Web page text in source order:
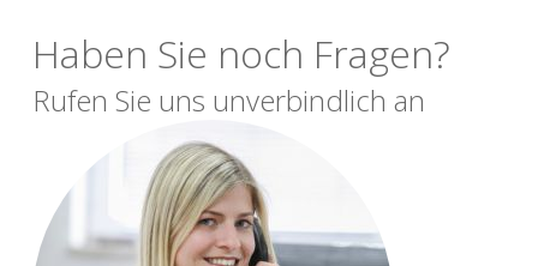
Haben Sie noch Fragen?
Rufen Sie uns unverbindlich an